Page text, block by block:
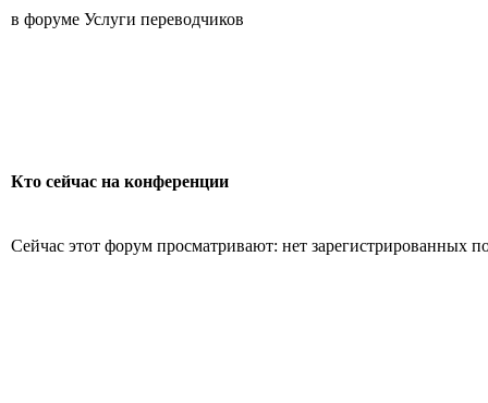
в форуме Услуги переводчиков
Кто сейчас на конференции
Сейчас этот форум просматривают: нет зарегистрированных